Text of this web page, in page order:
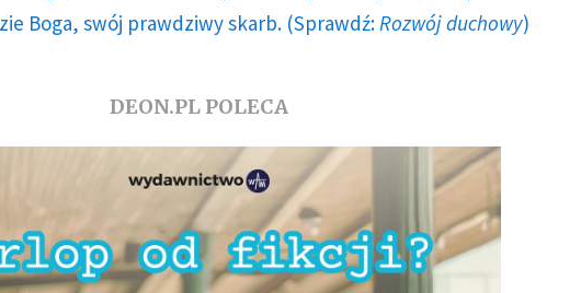
Boga, swój prawdziwy skarb. (Sprawdź: Rozwój duchowy)
DEON.PL POLECA